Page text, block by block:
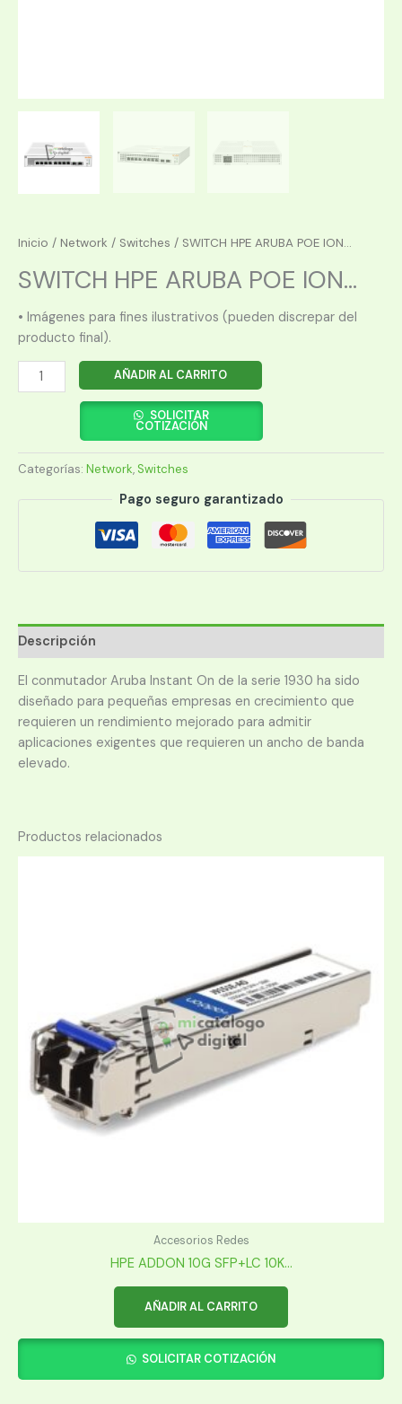
Inicio / Network / Switches / SWITCH HPE ARUBA POE ION...
SWITCH HPE ARUBA POE ION...
• Imágenes para fines ilustrativos (pueden discrepar del
producto final).
SWITCH
HPE
ION
1930
AÑADIR AL CARRITO
SOLICITAR
COTIZACIÓN
Categorías: Network, Switches
Pago seguro garantizado
Descripción
El conmutador Aruba Instant On de la serie 1930 ha sido
diseñado para pequeñas empresas en crecimiento que
requieren un rendimiento mejorado para admitir
aplicaciones exigentes que requieren un ancho de banda
elevado.
Productos relacionados
Accesorios Redes
HPE ADDON 10G SFP+LC 10K...
AÑADIR AL CARRITO
SOLICITAR COTIZACIÓN